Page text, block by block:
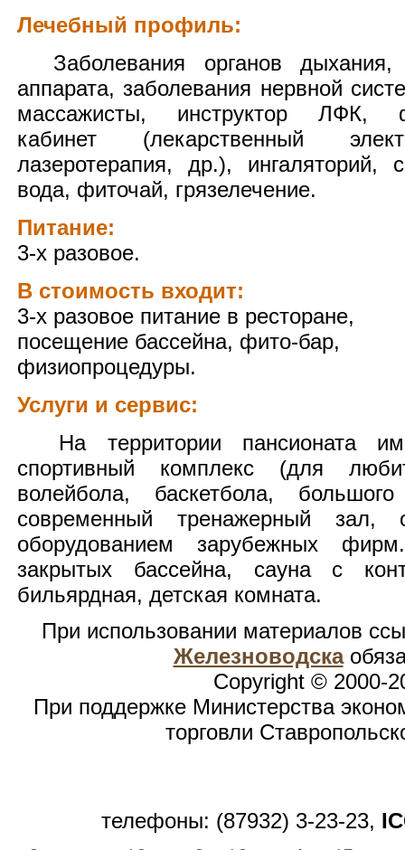
Лечебный профиль:
Заболевания органов дыхания,
аппарата, заболевания нервной
массажисты, инструктор ЛФК,
кабинет (лекарственный
лазеротерапия, др.), ингаляторий,
вода, фиточай, грязелечение.
Питание:
3-х разовое.
В стоимость входит:
3-х разовое питание в ресторане,
посещение бассейна, фито-бар,
физиопроцедуры.
Услуги и сервис:
На территории пансионата
спортивный комплекс (для
волейбола, баскетбола,
современный тренажерный зал,
оборудованием зарубежных
закрытых бассейна, сауна с
бильярдная, детская комната.
При использовании материалов
Железноводска
Copyright © 2000-
При поддержке Министерства
торговли
телефоны: (87932) 3-23-23,